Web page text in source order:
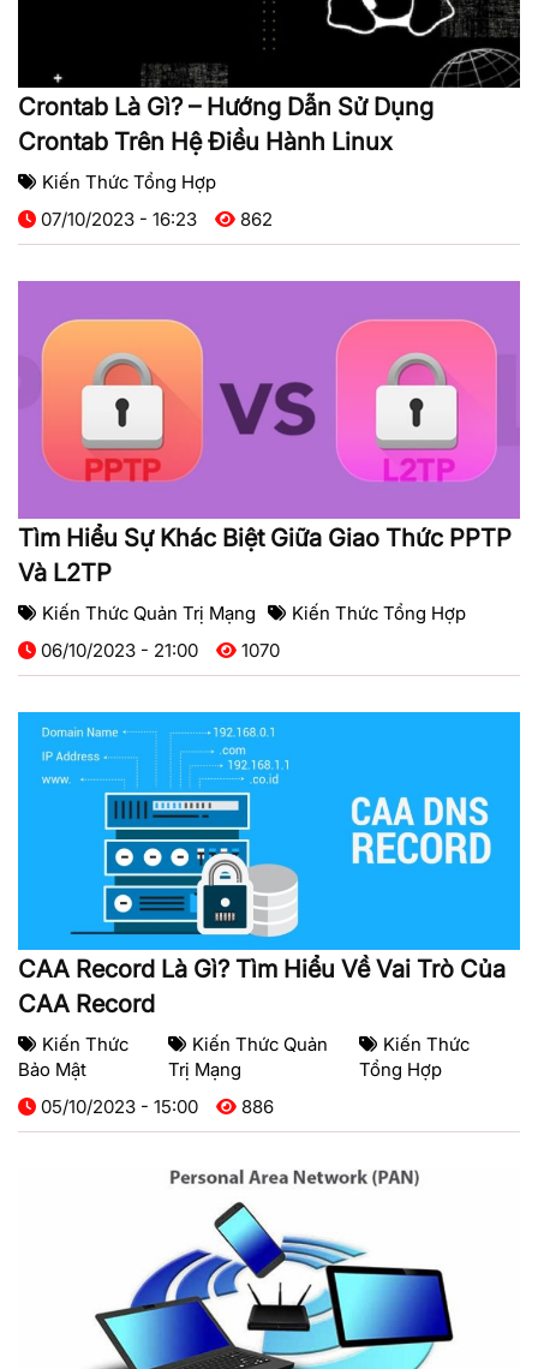
Crontab Là Gì? – Hướng Dẫn Sử Dụng
Crontab Trên Hệ Điều Hành Linux
Kiến Thức Tổng Hợp
07/10/2023 - 16:23
862
Tìm Hiểu Sự Khác Biệt Giữa Giao Thức PPTP
Và L2TP
Kiến Thức Quản Trị Mạng
Kiến Thức Tổng Hợp
06/10/2023 - 21:00
1070
CAA Record Là Gì? Tìm Hiểu Về Vai Trò Của
CAA Record
Kiến Thức
Bảo Mật
Kiến Thức Quản
Trị Mạng
Kiến Thức
Tổng Hợp
05/10/2023 - 15:00
886